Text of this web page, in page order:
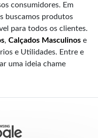
consumidores. Em
buscamos produtos
para todos os clientes.
, Calçados Masculinos e
e Utilidades. Entre e
uma ideia chame